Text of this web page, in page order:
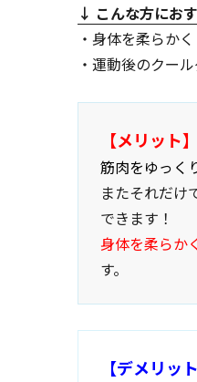
↓ こんな方にお
・身体を柔らか
・運動後のクー
【メリット】
筋肉をゆっく
またそれだけ
できます！
身体を柔らか
す。
【デメリット